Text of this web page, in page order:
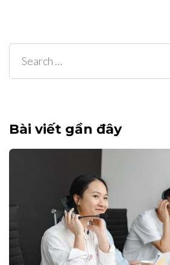
Search
for:
Bài viết gần đây